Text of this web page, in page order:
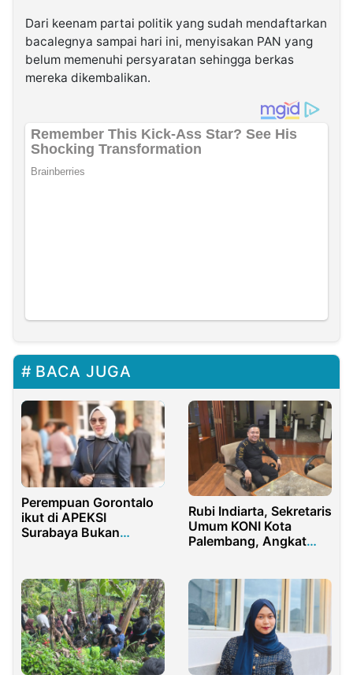
Dari keenam partai politik yang sudah mendaftarkan
bacalegnya sampai hari ini, menyisakan PAN yang
belum memenuhi persyaratan sehingga berkas
mereka dikembalikan.
BACA JUGA
Perempuan Gorontalo
ikut di APEKSI
Surabaya Bukan
Rubi Indiarta, Sekretaris
Umum KONI Kota
Palembang, Angkat